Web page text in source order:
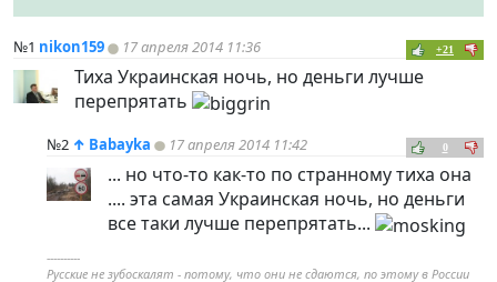
№1 nikon159 17 апреля 2014 11:36 +21
Тиха Украинская ночь, но деньги лучше
перепрятать
№2 ↑ Babayka 17 апреля 2014 11:42 0
... но что-то как-то по странному тиха она
.... эта самая Украинская ночь, но деньги
все таки лучше перепрятать...
----------
Русские не зубоскалят - потому, что они не сдаются, по этому в России